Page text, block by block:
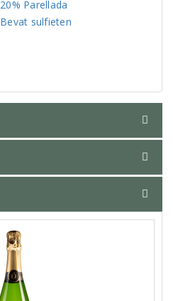
20% Parellada
Bevat sulfieten